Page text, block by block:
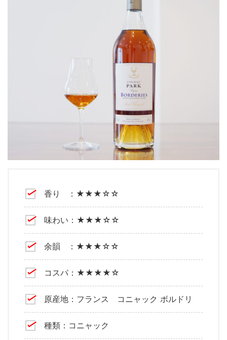
香り ：★★★☆☆
味わい：★★★☆☆
余韻 ：★★★☆☆
コスパ：★★★★☆
原産地：フランス コニャック ボルドリ
種類：コニャック